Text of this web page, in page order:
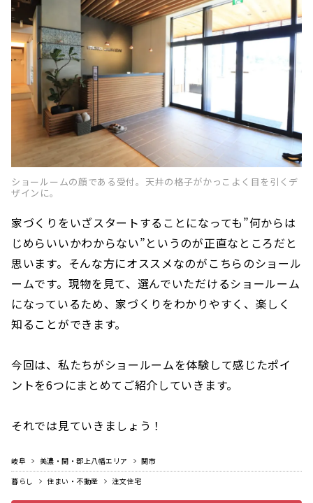
ショールームの顔である受付。天井の格子がかっこよく目を引くデ
ザインに。
家づくりをいざスタートすることになっても”何からは
じめらいいかわからない”というのが正直なところだと
思います。そんな方にオススメなのがこちらのショール
ームです。現物を見て、選んでいただけるショールーム
になっているため、家づくりをわかりやすく、楽しく
知ることができます。
今回は、私たちがショールームを体験して感じたポイ
ントを6つにまとめてご紹介していきます。
それでは見ていきましょう！
岐阜 美濃・関・郡上八幡エリア
関市
暮らし
住まい・不動産 注文住宅